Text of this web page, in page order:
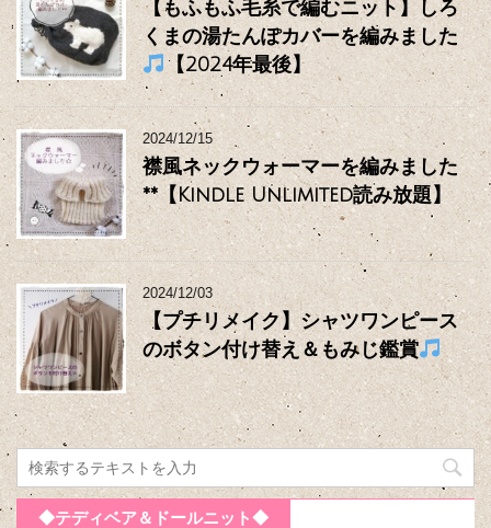
【もふもふ毛糸で編むニット】しろ
くまの湯たんぽカバーを編みました
【2024年最後】
2024/12/15
襟風ネックウォーマーを編みました
**【Kindle Unlimited読み放題】
2024/12/03
【プチリメイク】シャツワンピース
のボタン付け替え＆もみじ鑑賞
◆テディベア＆ドールニット◆